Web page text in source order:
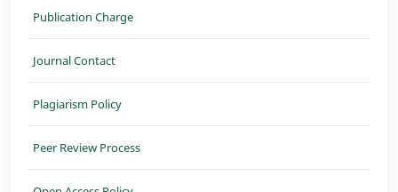
Publication Charge
Journal Contact
Plagiarism Policy
Peer Review Process